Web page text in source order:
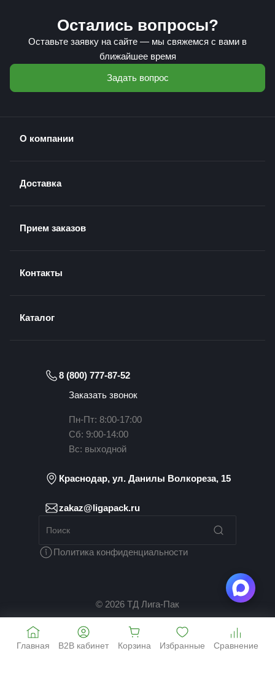
Остались вопросы?
Оставьте заявку на сайте — мы свяжемся с вами в
ближайшее время
Задать вопрос
О компании
Доставка
Прием заказов
Контакты
Каталог
8 (800) 777-87-52
Заказать звонок
Пн-Пт: 8:00-17:00
Сб: 9:00-14:00
Вс: выходной
Краснодар, ул. Данилы Волкореза, 15
zakaz@ligapack.ru
Политика конфиденциальности
© 2026 ТД Лига-Пак
Главная B2B кабинет Корзина Избранные Сравнение